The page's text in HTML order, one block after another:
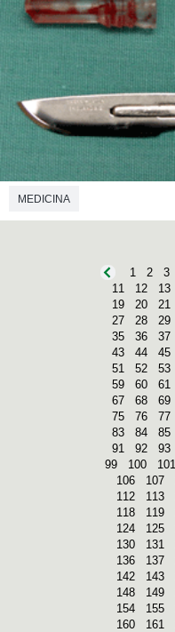
MEDICINA
1 2 3
11
12 13
19
20 21
27
28 29
35
36 37
43
44 45
51
52 53
59
60 61
67
68 69
75
76 77
83
84 85
91
92 93
99
100 101
106
107
112
113
118
119
124
125
130
131
136
137
142
143
148
149
154
155
160
161